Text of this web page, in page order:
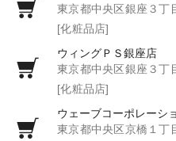
東京都中央区銀座３丁
[化粧品店]
ウィングＰＳ銀座店
東京都中央区銀座３丁
[化粧品店]
ウェーブコーポレーシ
東京都中央区京橋１丁